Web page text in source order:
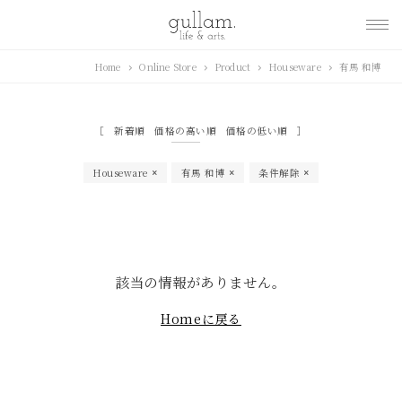
Home Online Store Product Houseware 有馬 和博
新着順 価格の高い順 価格の低い順
Houseware 有馬 和博 条件解除
該当の情報がありません。
Homeに戻る